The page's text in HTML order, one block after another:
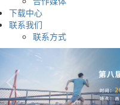
下载中心
联系我们
联系方式